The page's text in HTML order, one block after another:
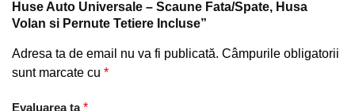
Huse Auto Universale – Scaune Fata/Spate, Husa
Volan si Pernute Tetiere Incluse”
Adresa ta de email nu va fi publicată. Câmpurile obligatorii
sunt marcate cu *
Evaluarea ta*